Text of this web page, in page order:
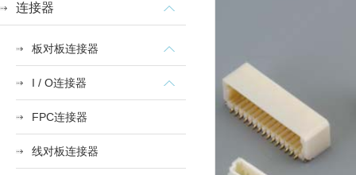
连接器
板对板连接器
I / O连接器
FPC连接器
线对板连接器